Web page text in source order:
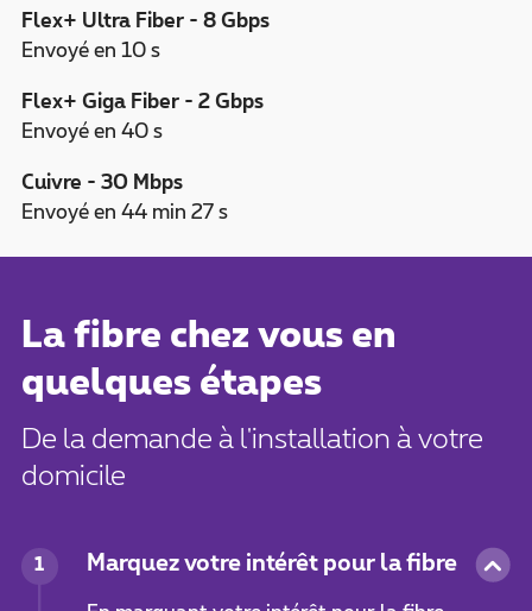
Flex+ Ultra Fiber - 8 Gbps
Envoyé en 10 s
Flex+ Giga Fiber - 2 Gbps
Envoyé en 40 s
Cuivre - 30 Mbps
Envoyé en 44 min 27 s
La fibre chez vous en
quelques étapes
De la demande à l'installation à votre
domicile
1 Marquez votre intérêt pour la fibre